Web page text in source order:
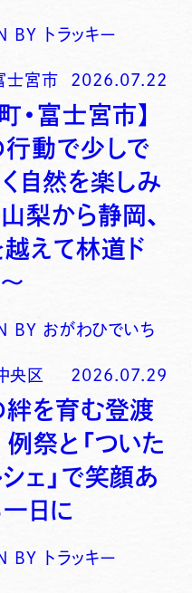
BY トラッキー
士宮市 2026.07.22
・富士宮市】
動で少しで
自然を楽しみ
梨から静岡、
えて林道ド
BY おがわひでいち
央区 2026.07.29
絆を育む登渡
祭と「ついた
ェ」で笑顔あ
日に
BY トラッキー